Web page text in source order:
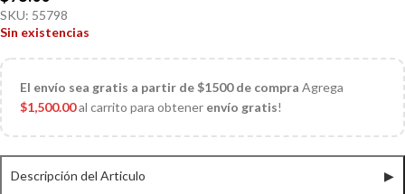
SKU: 55798
Sin existencias
El envío sea gratis a partir de $1500 de compra Agrega
$1,500.00al carrito para obtener envío gratis!
Descripción del Articulo ▶